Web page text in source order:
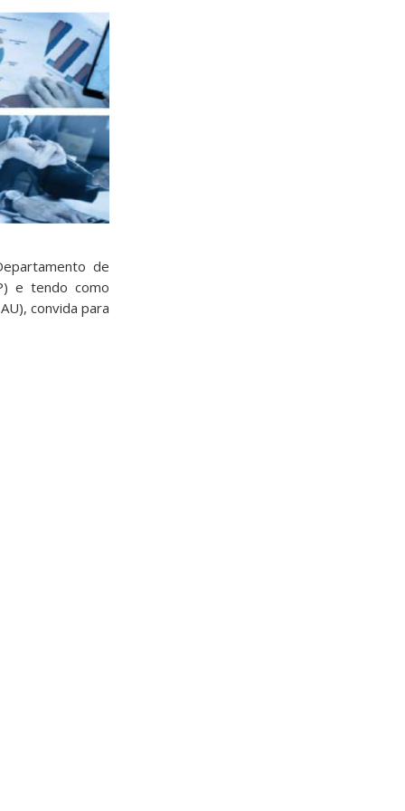
de
e tendo como
convida para